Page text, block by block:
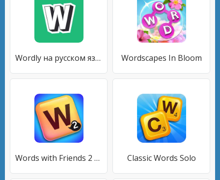
Wordly на русском языке Wordscapes In Bloom
Words with Friends 2 Classic Classic Words Solo